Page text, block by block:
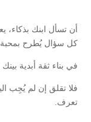
أن تسأل ابنك بذكاء،
كل سؤال يُطرح بمحبة،
في بناء ثقة أبدية بينك
فلا تقلق إن لم يُجِب
تعرف.